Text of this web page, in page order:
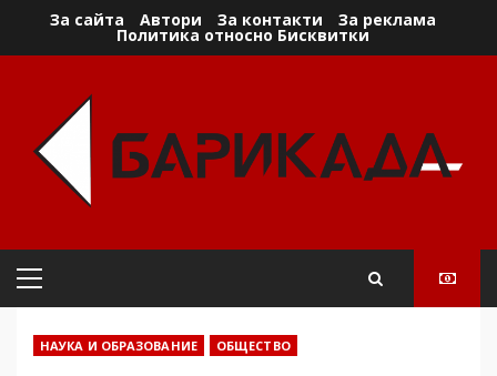
За сайта Автори За контакти За реклама
Политика относно Бисквитки
Primary
НАУКА И ОБРАЗОВАНИЕ ОБЩЕСТВО